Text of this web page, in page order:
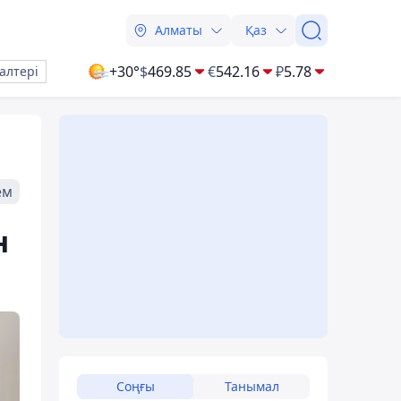
Алматы Қаз
+30°$469.85 €542.16 ₽5.78
Соңғы Танымал